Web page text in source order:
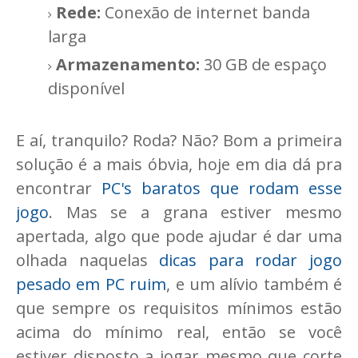
Rede: Conexão de internet banda
larga
Armazenamento: 30 GB de espaço
disponível
E aí, tranquilo? Roda? Não? Bom a primeira
solução é a mais óbvia, hoje em dia dá pra
encontrar PC's baratos que rodam esse
jogo. Mas se a grana estiver mesmo
apertada, algo que pode ajudar é dar uma
olhada naquelas dicas para rodar jogo
pesado em PC ruim, e um alívio também é
que sempre os requisitos mínimos estão
acima do mínimo real, então se você